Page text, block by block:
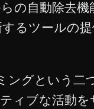
の自動除去機
るツールの
ングという二
ィブな活動